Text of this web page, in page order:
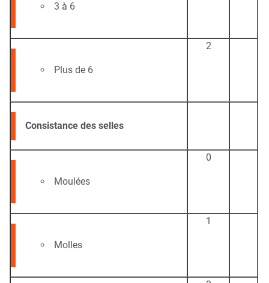
3 à 6
Plus de 6
2
Consistance des selles
Moulées
0
Molles
1